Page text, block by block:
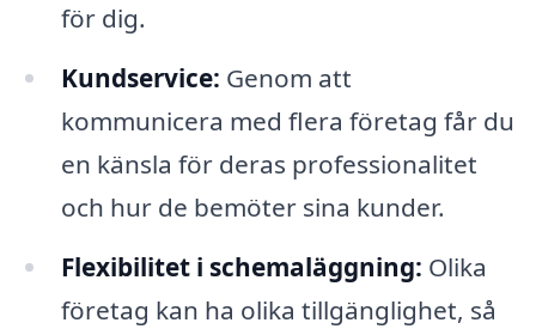
för dig.
Kundservice: Genom att
kommunicera med flera företag får du
en känsla för deras professionalitet
och hur de bemöter sina kunder.
Flexibilitet i schemaläggning: Olika
företag kan ha olika tillgänglighet, så